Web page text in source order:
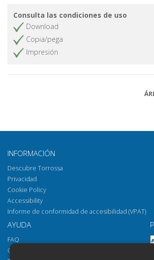
Consulta las condiciones de uso
Download
Copia/pega
Impresión
INFORMACIÓN
Descubre Torrossa
Privacidad
Cookie Policy
Accessibility
Informe de conformidad de accesibilidad (VPAT)
AYUDA
FAQ
Cómo abrir los archivos